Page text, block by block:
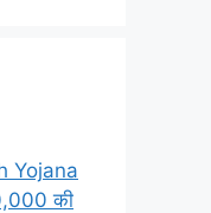
Yojana
की